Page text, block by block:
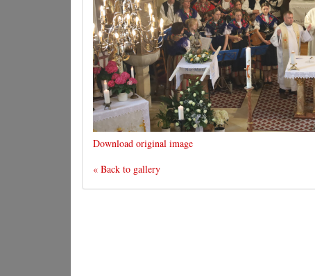
Download original image
« Back to gallery